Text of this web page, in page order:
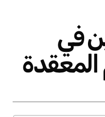
في
المعقدة